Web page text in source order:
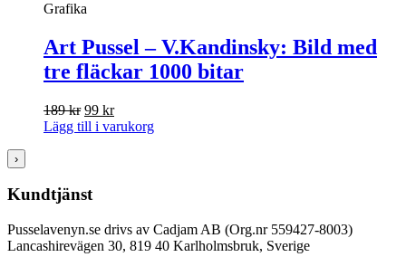
Grafika
Art Pussel – V.Kandinsky: Bild med
tre fläckar 1000 bitar
189kr Det
ursprungliga
99 krDet
nuvarande
Lägg till i varukorg
›
Kundtjänst
Pusselavenyn.se drivs av Cadjam AB (Org.nr 559427-8003)
Lancashirevägen 30, 819 40 Karlholmsbruk, Sverige